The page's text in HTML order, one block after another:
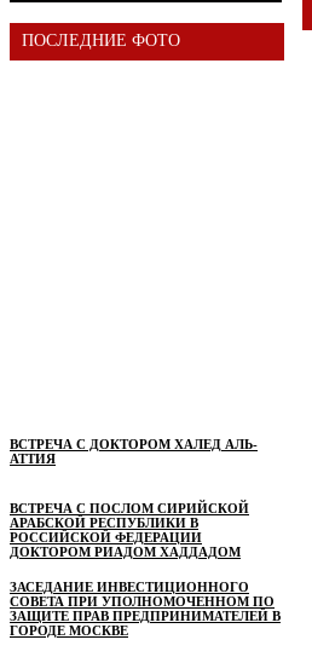
ПОСЛЕДНИЕ ФОТО
ВСТРЕЧА С ДОКТОРОМ ХАЛЕД АЛЬ-
АТТИЯ
ВСТРЕЧА С ПОСЛОМ СИРИЙСКОЙ
АРАБСКОЙ РЕСПУБЛИКИ В
РОССИЙСКОЙ ФЕДЕРАЦИИ
ДОКТОРОМ РИАДОМ ХАДДАДОМ
ЗАСЕДАНИЕ ИНВЕСТИЦИОННОГО
СОВЕТА ПРИ УПОЛНОМОЧЕННОМ ПО
ЗАЩИТЕ ПРАВ ПРЕДПРИНИМАТЕЛЕЙ В
ГОРОДЕ МОСКВЕ